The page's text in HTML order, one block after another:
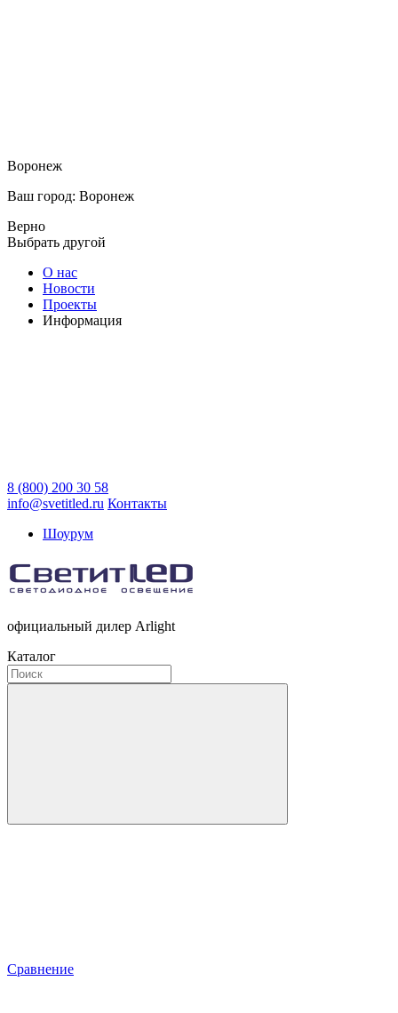
Воронеж
Ваш город: Воронеж
Верно
Выбрать другой
О нас
Новости
Проекты
Информация
8 (800) 200 30 58
info@svetitled.ru Контакты
Шоурум
официальный дилер Arlight
Каталог
Сравнение